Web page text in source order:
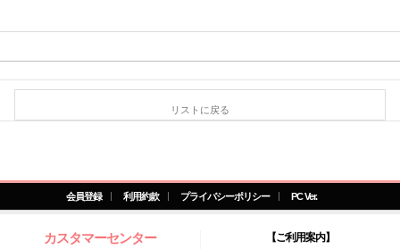
リストに戻る
会員登録 利用約款 プライバシーポリシー PC Ver.
カスタマーセンター
【ご利用案内】